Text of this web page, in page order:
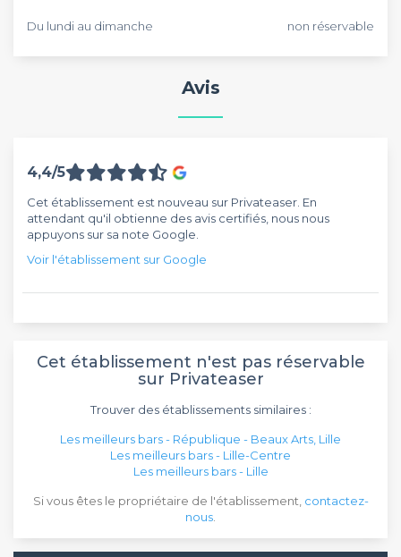
Du lundi au dimanche non réservable
Avis
4,4/5
Cet établissement est nouveau sur Privateaser. En
attendant qu'il obtienne des avis certifiés, nous nous
appuyons sur sa note Google.
Voir l'établissement sur Google
Cet établissement n'est pas réservable
sur Privateaser
Trouver des établissements similaires :
Les meilleurs bars - République - Beaux Arts, Lille
Les meilleurs bars - Lille-Centre
Les meilleurs bars - Lille
Si vous êtes le propriétaire de l'établissement, contactez-
nous